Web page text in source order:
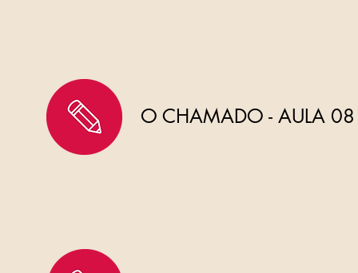
O CHAMADO - AULA 08